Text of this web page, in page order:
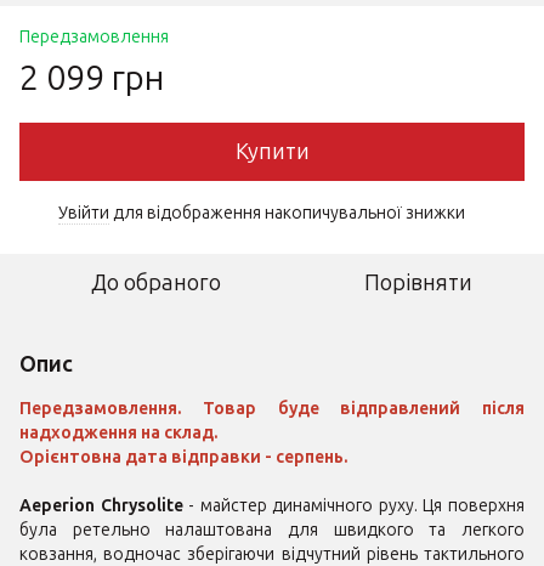
Передзамовлення
2 099 грн
Купити
Увійти для відображення накопичувальної знижки
До обраного Порівняти
Опис
Передзамовлення. Товар буде відправлений після
надходження на склад.
Орієнтовна дата відправки - серпень.
Aeperion Chrysolite- майстер динамічного руху. Ця поверхня
була ретельно налаштована для швидкого та легкого
ковзання, водночас зберігаючи відчутний рівень тактильного